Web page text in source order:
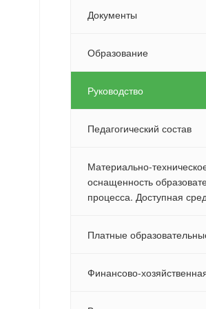
Документы
Образование
Руководство
Педагогический состав
Материально-
оснащенность
процесса. Доступная
Платные
Финансово-